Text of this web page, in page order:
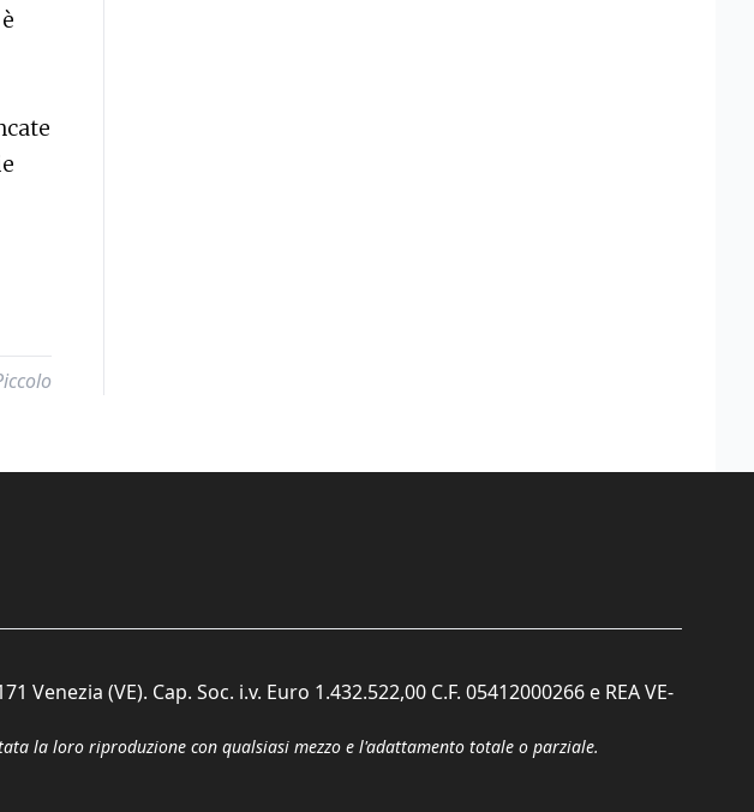
(VE). Cap. Soc. i.v. Euro 1.432.522,00 C.F. 05412000266 e REA VE-
la loro riproduzione con qualsiasi mezzo e l'adattamento totale o parziale.